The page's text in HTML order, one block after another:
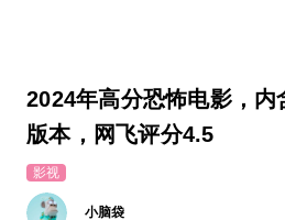
2024年高分恐怖电影，内
版本，网飞评分4.5
影视
小脑袋